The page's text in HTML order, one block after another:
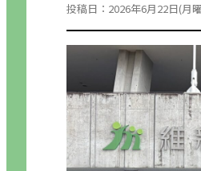
投稿日：2026年6月22日(月